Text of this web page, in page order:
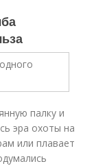
палку и
эра охоты на
или плавает